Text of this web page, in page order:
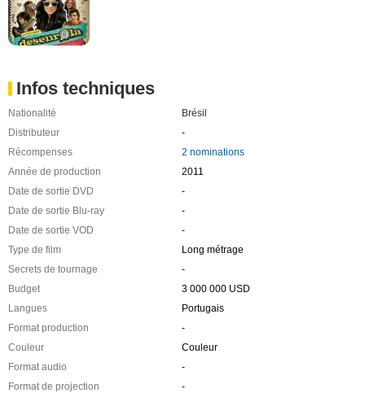
Infos techniques
Nationalité
Brésil
Distributeur
-
Récompenses
2 nominations
Année de production
2011
Date de sortie DVD
-
Date de sortie Blu-ray
-
Date de sortie VOD
-
Type de film
Long métrage
Secrets de tournage
-
Budget
3 000 000 USD
Langues
Portugais
Format production
-
Couleur
Couleur
Format audio
-
Format de projection
-